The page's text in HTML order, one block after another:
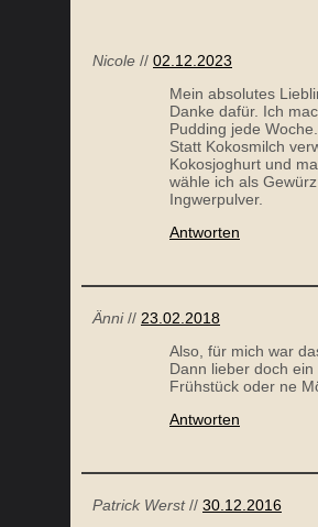
HÜHNCHEN WRAPS MIT
Nicole // 02.12.2023
Mein absolutes
Danke dafür. Ich
Pudding jede Woche.
Statt Kokosmilch
Kokosjoghurt und
wähle ich als Gewürz
Ingwerpulver.
Antworten
Änni// 23.02.2018
Also, für mich war
Dann lieber doch
Frühstück oder ne
Antworten
Patrick Werst// 30.12.2016